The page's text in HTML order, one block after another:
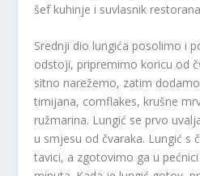
šef kuhinje i suvlasnik
Srednji dio lungića posolimo i
odstoji, pripremimo koricu od
sitno narežemo, zatim
timijana, cornflakes, krušne
ružmarina. Lungić se prvo
u smjesu od čvaraka. Lungić s
tavici, a zgotovimo ga u